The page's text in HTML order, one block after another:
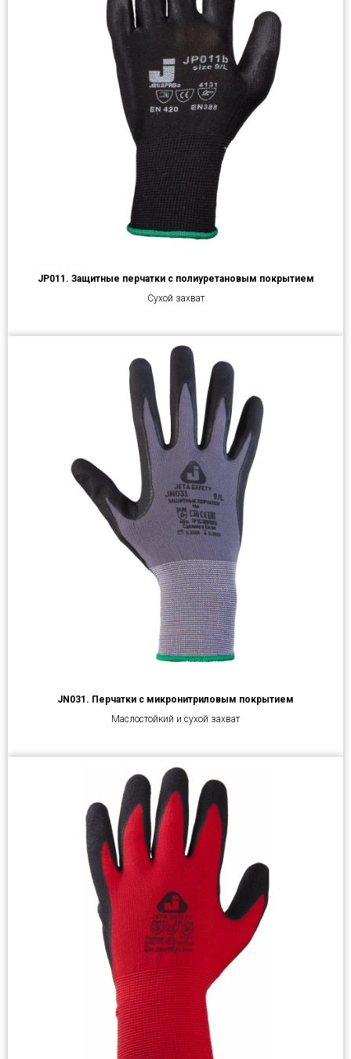
JP011. Защитные перчатки с полиуретановым покрытием
Сухой захват
JN031. Перчатки с микронитриловым покрытием
Маслостойкий и сухой захват